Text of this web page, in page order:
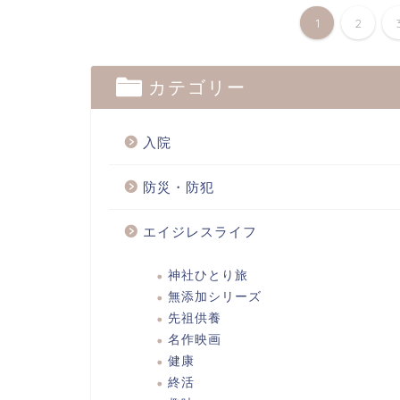
1 2
カテゴリー
入院
防災・防犯
エイジレスライフ
神社ひとり旅
無添加シリーズ
先祖供養
名作映画
健康
終活